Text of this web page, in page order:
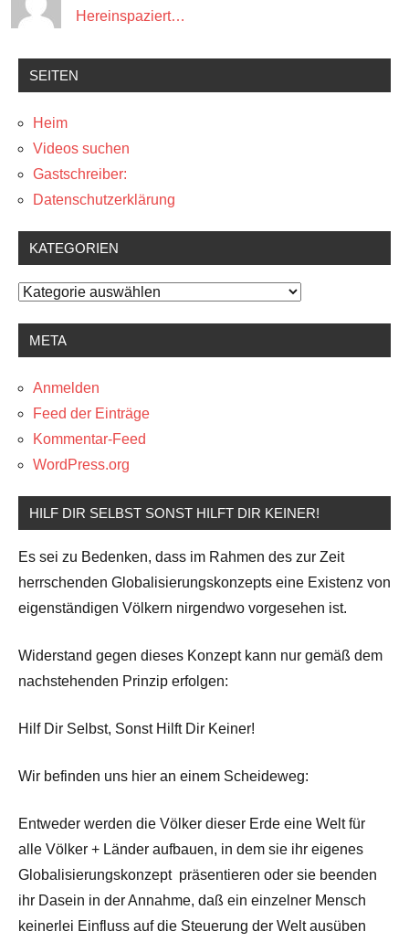
Hereinspaziert…
SEITEN
Heim
Videos suchen
Gastschreiber:
Datenschutzerklärung
KATEGORIEN
Kategorien
META
Anmelden
Feed der Einträge
Kommentar-Feed
WordPress.org
HILF DIR SELBST SONST HILFT DIR KEINER!
Es sei zu Bedenken, dass im Rahmen des zur Zeit
herrschenden Globalisierungskonzepts eine Existenz von
eigenständigen Völkern nirgendwo vorgesehen ist.
Widerstand gegen dieses Konzept kann nur gemäß dem
nachstehenden Prinzip erfolgen:
Hilf Dir Selbst, Sonst Hilft Dir Keiner!
Wir befinden uns hier an einem Scheideweg:
Entweder werden die Völker dieser Erde eine Welt für
alle Völker + Länder aufbauen, in dem sie ihr eigenes
Globalisierungskonzept präsentieren oder sie beenden
ihr Dasein in der Annahme, daß ein einzelner Mensch
keinerlei Einfluss auf die Steuerung der Welt ausüben